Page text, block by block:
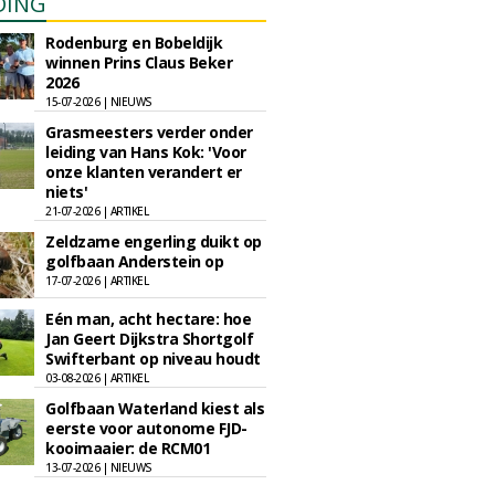
Rodenburg en Bobeldijk
winnen Prins Claus Beker
2026
15-07-2026 | NIEUWS
Grasmeesters verder onder
leiding van Hans Kok: 'Voor
onze klanten verandert er
niets'
21-07-2026 | ARTIKEL
Zeldzame engerling duikt op
golfbaan Anderstein op
17-07-2026 | ARTIKEL
Eén man, acht hectare: hoe
Jan Geert Dijkstra Shortgolf
Swifterbant op niveau houdt
03-08-2026 | ARTIKEL
Golfbaan Waterland kiest als
eerste voor autonome FJD-
kooimaaier: de RCM01
13-07-2026 | NIEUWS